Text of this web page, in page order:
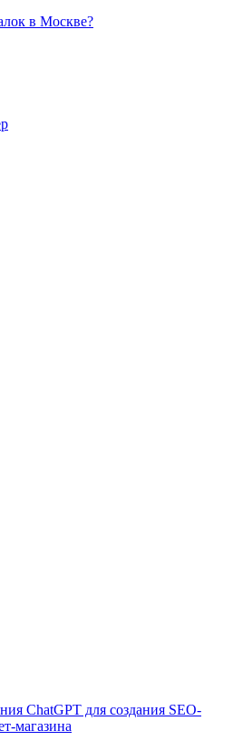
в Москве?
ChatGPT для создания SEO-
магазина